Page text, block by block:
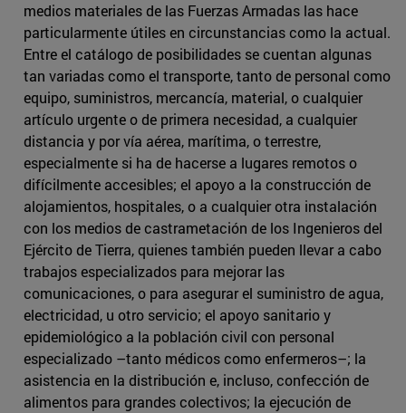
medios materiales de las Fuerzas Armadas las hace
particularmente útiles en circunstancias como la actual.
Entre el catálogo de posibilidades se cuentan algunas
tan variadas como el transporte, tanto de personal como
equipo, suministros, mercancía, material, o cualquier
artículo urgente o de primera necesidad, a cualquier
distancia y por vía aérea, marítima, o terrestre,
especialmente si ha de hacerse a lugares remotos o
difícilmente accesibles; el apoyo a la construcción de
alojamientos, hospitales, o a cualquier otra instalación
con los medios de castrametación de los Ingenieros del
Ejército de Tierra, quienes también pueden llevar a cabo
trabajos especializados para mejorar las
comunicaciones, o para asegurar el suministro de agua,
electricidad, u otro servicio; el apoyo sanitario y
epidemiológico a la población civil con personal
especializado –tanto médicos como enfermeros–; la
asistencia en la distribución e, incluso, confección de
alimentos para grandes colectivos; la ejecución de